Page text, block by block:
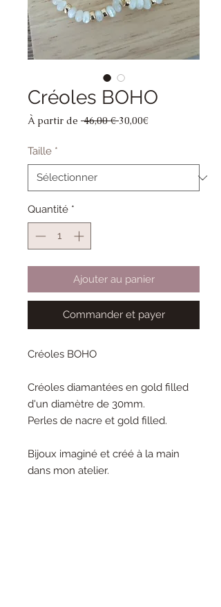
Créoles BOHO
À partir de 46,00 € Prix
30,00€Prix
Taille *
Quantité *
Ajouter au panier
Commander et payer
Créoles BOHO
Créoles diamantées en gold filled
d'un diamètre de 30mm.
Perles de nacre et gold filled.
Bijoux imaginé et créé à la main
dans mon atelier.